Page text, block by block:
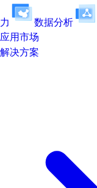
力 数据分析
应用市场
解决方案